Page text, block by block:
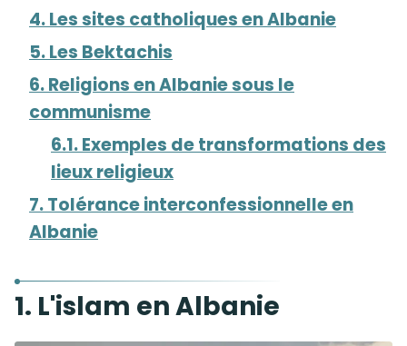
4. Les sites catholiques en Albanie
5. Les Bektachis
6. Religions en Albanie sous le
communisme
6.1. Exemples de transformations des
lieux religieux
7. Tolérance interconfessionnelle en
Albanie
1. L'islam en Albanie